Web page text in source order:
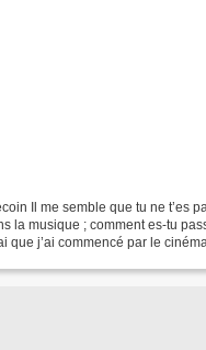
Il me semble que tu ne t’es
la musique ; comment es-tu
que j’ai commencé par le